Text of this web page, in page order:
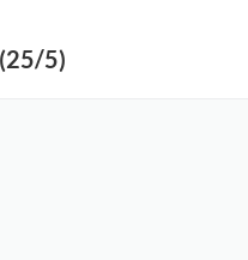
5)